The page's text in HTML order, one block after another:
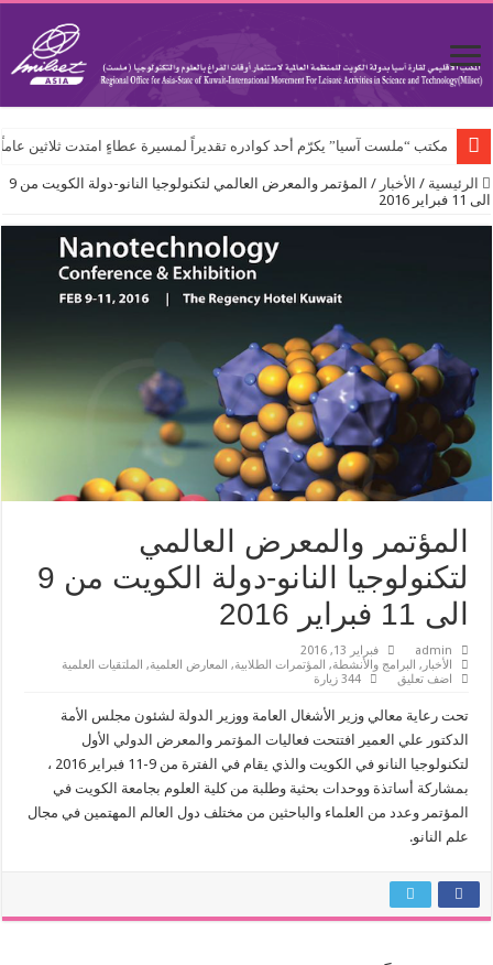
مكتب “ملست آسيا” يكرّم أحد كوادره تقديراً لمسيرة عطاءٍ امتدت ثلاثين عاماً
الرئيسية / الأخبار /
المؤتمر والمعرض العالمي لتكنولوجيا النانو-دولة الكويت من 9
الى 11 فبراير 2016
المؤتمر والمعرض العالمي
لتكنولوجيا النانو-دولة الكويت من 9
الى 11 فبراير 2016
admin
فبراير 13, 2016
الأخبار , البرامج والأنشطة, المؤتمرات الطلابية, المعارض العلمية, الملتقيات العلمية
اضف تعليق
344 زيارة
تحت رعاية معالي وزير الأشغال العامة ووزير الدولة لشئون مجلس الأمة
الدكتور علي العمير افتتحت فعاليات المؤتمر والمعرض الدولي الأول
لتكنولوجيا النانو في الكويت والذي يقام في الفترة من 9-11 فبراير 2016 ،
بمشاركة أساتذة ووحدات بحثية وطلبة من كلية العلوم بجامعة الكويت في
المؤتمر وعدد من العلماء والباحثين من مختلف دول العالم المهتمين في مجال
علم النانو.